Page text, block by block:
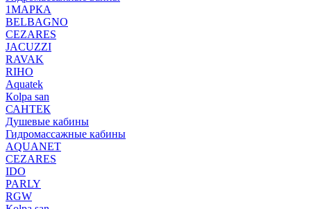
1МАРКА
BELBAGNO
CEZARES
JACUZZI
RAVAK
RIHO
Аquatek
Кolpa san
САНТЕК
Душевые кабины
Гидромассажные кабины
AQUANET
CEZARES
IDO
PARLY
RGW